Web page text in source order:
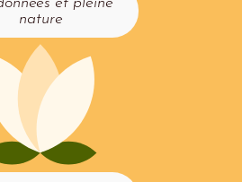
et pleine
nature